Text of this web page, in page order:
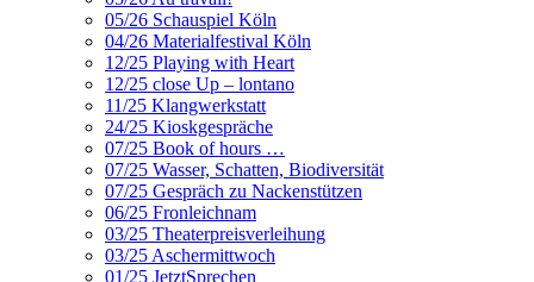
05/26 Schauspiel Köln
04/26 Materialfestival Köln
12/25 Playing with Heart
12/25 close Up – lontano
11/25 Klangwerkstatt
24/25 Kioskgespräche
07/25 Book of hours …
07/25 Wasser, Schatten, Biodiversität
07/25 Gespräch zu Nackenstützen
06/25 Fronleichnam
03/25 Theaterpreisverleihung
03/25 Aschermittwoch
01/25 JetztSprechen